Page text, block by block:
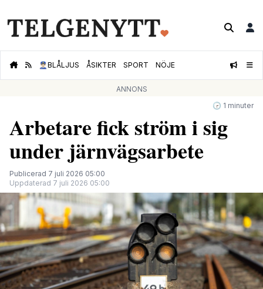
👮🏻‍♂️BLÅLJUS ÅSIKTER SPORT NÖJE
ANNONS
🕝 1 minuter
Arbetare fick ström i sig
under järnvägsarbete
Publicerad 7 juli 2026 05:00
Uppdaterad 7 juli 2026 05:00